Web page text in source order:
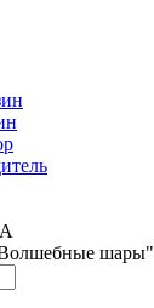
шары"